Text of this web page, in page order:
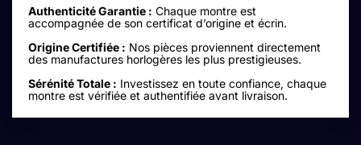
Authenticité Garantie : Chaque montre est
accompagnée de son certificat d’origine et écrin.
Origine Certifiée : Nos pièces proviennent directement
des manufactures horlogères les plus prestigieuses.
Sérénité Totale : Investissez en toute confiance, chaque
montre est vérifiée et authentifiée avant livraison.